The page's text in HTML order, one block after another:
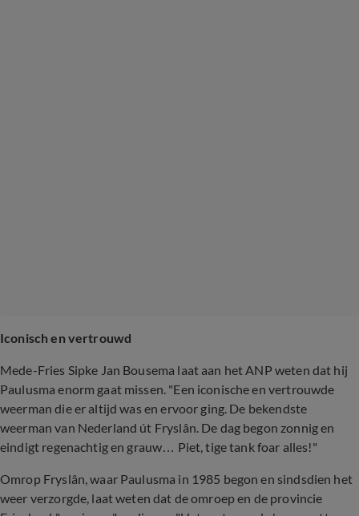
Iconisch en vertrouwd
Mede-Fries Sipke Jan Bousema laat aan het ANP weten dat hij
Paulusma enorm gaat missen. "Een iconische en vertrouwde
weerman die er altijd was en ervoor ging. De bekendste
weerman van Nederland út Fryslân. De dag begon zonnig en
eindigt regenachtig en grauw… Piet, tige tank foar alles!"
Omrop Fryslân, waar Paulusma in 1985 begon en sindsdien het
weer verzorgde, laat weten dat de omroep en de provincie